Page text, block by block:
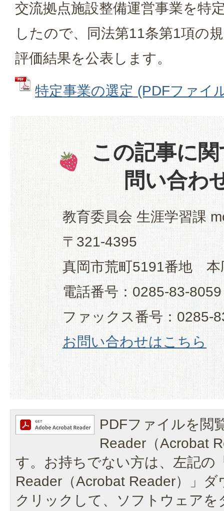
交流拠点施設整備運営事業を特
したので、同法第11条第1項の
評価結果を公表します。
特定事業の選定 (PDFファイ
この記事に
問い合わ
教育委員会 生涯学習課
〒321-4395
真岡市荒町5191番地 本
電話番号：0285-83-8059
ファックス番号：0285-
お問い合わせはこちら
PDFファイルを閲
Reader（Acrobat
す。お持ちでない方は、左記の
Reader（Acrobat Reader）」
クリックして、ソフトウェア